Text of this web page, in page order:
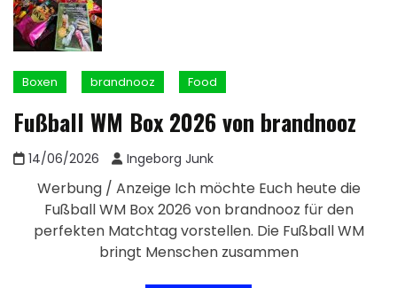
Boxen brandnooz Food
Fußball WM Box 2026 von brandnooz
14/06/2026 Ingeborg Junk
Werbung / Anzeige Ich möchte Euch heute die
Fußball WM Box 2026 von brandnooz für den
perfekten Matchtag vorstellen. Die Fußball WM
bringt Menschen zusammen